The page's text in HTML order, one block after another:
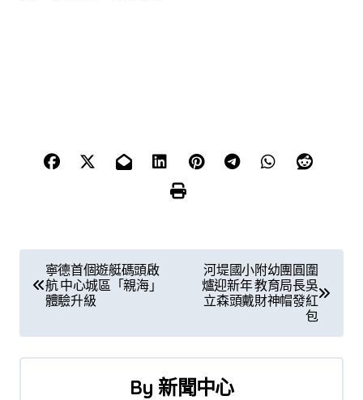
章
導
覽
寧德首個遊艇碼頭啟
航 中心城區「親海」
體驗升級
河堤國小附幼團圓圍
爐迎新年 教育局長吳
立森頭戴財神帽發紅
包
By 新聞中心